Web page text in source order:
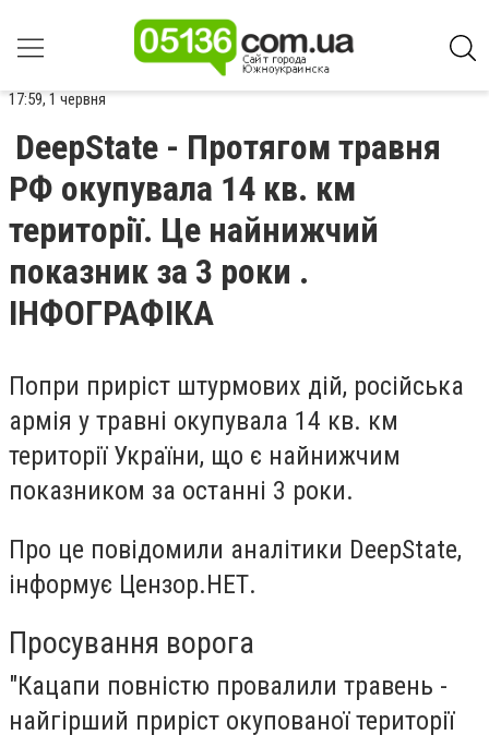
17:59, 1 червня
DeepState - Протягом травня
РФ окупувала 14 кв. км
території. Це найнижчий
показник за 3 роки .
ІНФОГРАФІКА
Попри приріст штурмових дій, російська
армія у травні окупувала 14 кв. км
території України, що є найнижчим
показником за останні 3 роки.
Про це повідомили аналітики DeepState,
інформує Цензор.НЕТ.
Просування ворога
"Кацапи повністю провалили травень -
найгірший приріст окупованої території